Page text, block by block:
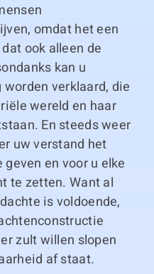
omdat het een
ook alleen de
kan u
verklaard, die
wereld en haar
En steeds weer
uw verstand het
en voor u elke
te zetten. Want al
is voldoende,
zult willen slopen
af staat.